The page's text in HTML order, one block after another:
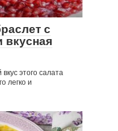
с
вкусная
этого салата
легко и